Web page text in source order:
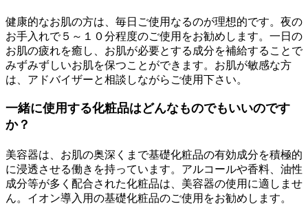
健康的なお肌の方は、毎日ご使用なるのが理想的です。夜の
お手入れで５～１０分程度のご使用をお勧めします。一日の
お肌の疲れを癒し、お肌が必要とする成分を補給することで
みずみずしいお肌を保つことができます。お肌が敏感な方
は、アドバイザーと相談しながらご使用下さい。
一緒に使用する化粧品はどんなものでもいいのです
か？
美容器は、お肌の奥深くまで基礎化粧品の有効成分を積極的
に浸透させる働きを持っています。アルコールや香料、油性
成分等が多く配合された化粧品は、美容器の使用に適しませ
ん。イオン導入用の基礎化粧品のご使用をお勧めします。